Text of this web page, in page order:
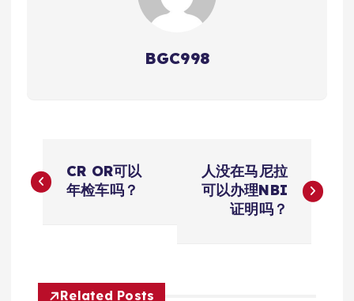
BGC998
章
航
CR OR可以
年检车吗？
人没在马尼拉
可以办理NBI
证明吗？
Related Posts